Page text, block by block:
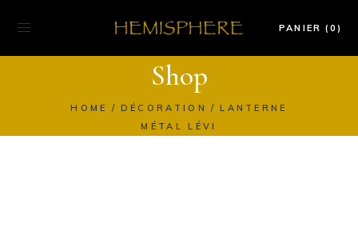
PANIER (0)
Shop
HOME DÉCORATION
LANTERNE
MÉTAL LÉVI